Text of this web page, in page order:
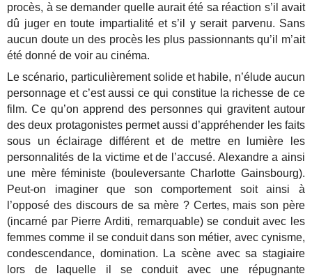
procès, à se demander quelle aurait été sa réaction s’il avait
dû juger en toute impartialité et s’il y serait parvenu. Sans
aucun doute un des procès les plus passionnants qu’il m’ait
été donné de voir au cinéma.
Le scénario, particulièrement solide et habile, n’élude aucun
personnage et c’est aussi ce qui constitue la richesse de ce
film. Ce qu’on apprend des personnes qui gravitent autour
des deux protagonistes permet aussi d’appréhender les faits
sous un éclairage différent et de mettre en lumière les
personnalités de la victime et de l’accusé. Alexandre a ainsi
une mère féministe (bouleversante Charlotte Gainsbourg).
Peut-on imaginer que son comportement soit ainsi à
l’opposé des discours de sa mère ? Certes, mais son père
(incarné par Pierre Arditi, remarquable) se conduit avec les
femmes comme il se conduit dans son métier, avec cynisme,
condescendance, domination. La scène avec sa stagiaire
lors de laquelle il se conduit avec une répugnante